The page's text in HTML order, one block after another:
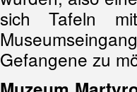
sich Tafeln
Gefangene zu